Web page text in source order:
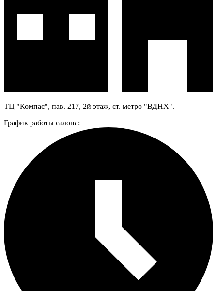
ТЦ "Компас", пав. 217, 2й этаж, ст. метро "ВДНХ".
График работы салона: